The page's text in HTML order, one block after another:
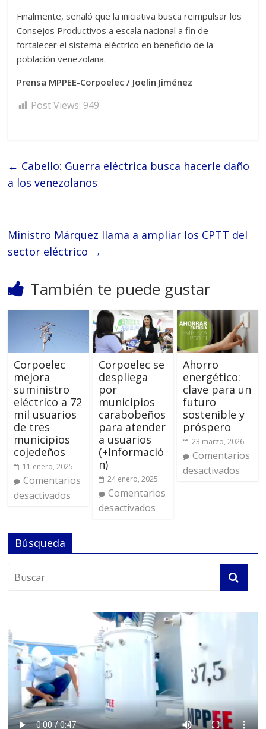
Finalmente, señaló que la iniciativa busca reimpulsar los
Consejos Productivos a escala nacional a fin de
fortalecer el sistema eléctrico en beneficio de la
población venezolana.
Prensa MPPEE-Corpoelec / Joelin Jiménez
Post Views: 949
← Cabello: Guerra eléctrica busca hacerle daño
a los venezolanos
Ministro Márquez llama a ampliar los CPTT del
sector eléctrico →
También te puede gustar
Corpoelec
mejora
suministro
eléctrico a 72
mil usuarios
de tres
municipios
cojedeños
11 enero, 2025
Comentarios
desactivados
Corpoelec se
despliega
por
municipios
carabobeños
para atender
a usuarios
(+Informació
n)
24 enero, 2025
Comentarios
desactivados
Ahorro
energético:
clave para un
futuro
sostenible y
próspero
23 marzo, 2026
Comentarios
desactivados
Búsqueda